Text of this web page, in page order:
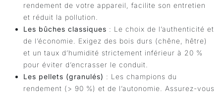
rendement de votre appareil, facilite son entretien
et réduit la pollution.
Les bûches classiques : Le choix de l’authenticité et
de l’économie. Exigez des bois durs (chêne, hêtre)
et un taux d’humidité strictement inférieur à 20 %
pour éviter d’encrasser le conduit.
Les pellets (granulés) : Les champions du
rendement (> 90 %) et de l’autonomie. Assurez-vous